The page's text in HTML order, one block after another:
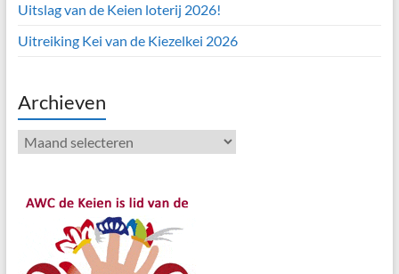
Uitslag van de Keien loterij 2026!
Uitreiking Kei van de Kiezelkei 2026
Archieven
Archieven